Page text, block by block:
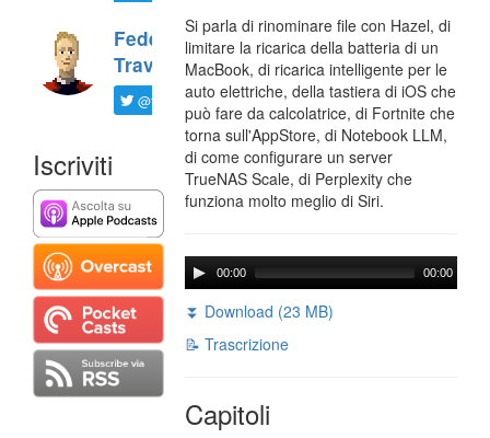
Federico
Travaini
@ftrava
Iscriviti
Si parla di rinominare file con Hazel, di
limitare la ricarica della batteria di un
MacBook, di ricarica intelligente per le
auto elettriche, della tastiera di iOS che
può fare da calcolatrice, di Fortnite che
torna sull'AppStore, di Notebook LLM,
di come configurare un server
TrueNAS Scale, di Perplexity che
funziona molto meglio di Siri.
00:00 00:00
⏬ Download (23 MB)
📝 Trascrizione
Capitoli